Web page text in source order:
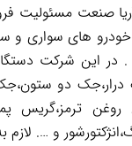
صنعت مسئولیت
های سواری و
. در این شرکت
درار،جک دو
و ….